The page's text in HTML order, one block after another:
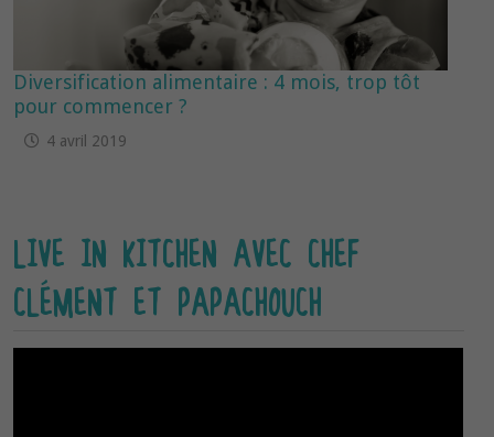
Diversification alimentaire : 4 mois, trop tôt
pour commencer ?
4 avril 2019
LIVE IN KITCHEN AVEC CHEF
CLÉMENT ET PAPACHOUCH